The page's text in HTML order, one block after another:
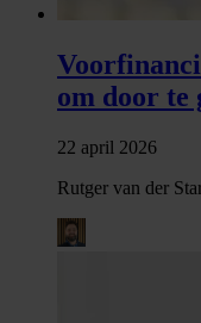
om door te
22 april 2026
Rutger van der